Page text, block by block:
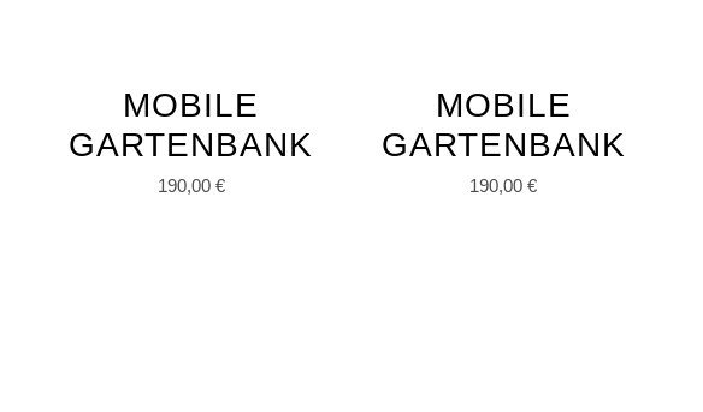
MOBILE
GARTENBANK
190,00 €
MOBILE
GARTENBANK
190,00€